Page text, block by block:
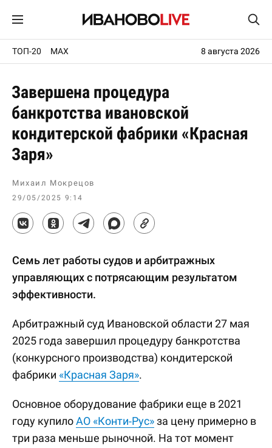
ТОП-20 MAX 8 августа 2026
Завершена процедура
банкротства ивановской
кондитерской фабрики «Красная
Заря»
Михаил Мокрецов
29/05/2025 9:14
Семь лет работы судов и арбитражных
управляющих с потрясающим результатом
эффективности.
Арбитражный суд Ивановской области 27 мая
2025 года завершил процедуру банкротства
(конкурсного производства) кондитерской
фабрики «Красная Заря».
Основное оборудование фабрики еще в 2021
году купилоАО «Конти-Рус»за цену примерно в
три раза меньше рыночной. На тот момент